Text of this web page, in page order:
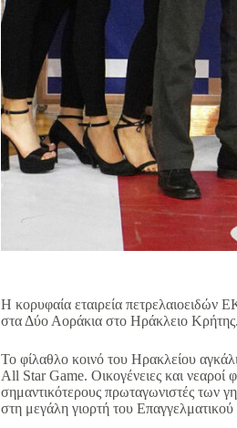
Η κορυφαία εταιρεία πετρελαιοειδών
στα Δύο Αοράκια στο Ηράκλειο Κρήτης.
Το φίλαθλο κοινό του Ηρακλείου
All Star Game. Οικογένειες και νεαροί
σημαντικότερους πρωταγωνιστές των
στη μεγάλη γιορτή του